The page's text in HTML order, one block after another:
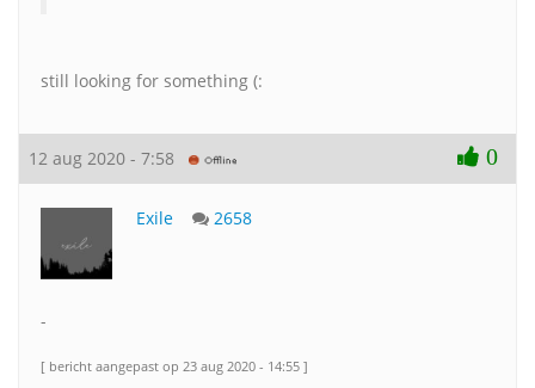
still looking for something (:
12 aug 2020 - 7:58 0
Exile 2658
-
[ bericht aangepast op 23 aug 2020 - 14:55 ]